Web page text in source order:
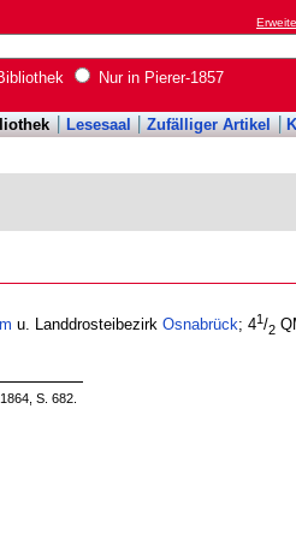
Nur in Pierer-1857
Lesesaal Zufälliger Artikel
u. Landdrosteibezirk Osnabrück; 41/2
S. 682.